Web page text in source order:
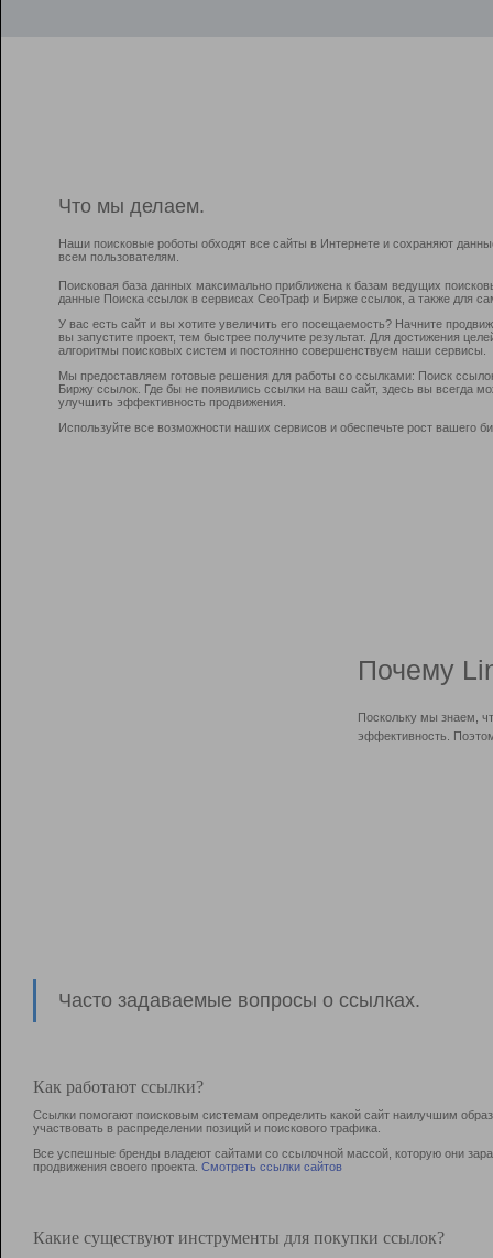
Что мы делаем.
Наши поисковые роботы обходят все сайты в Интернете и сохраняют
всем пользователям.
Поисковая база данных максимально приближена к базам ведущих
данные Поиска ссылок в сервисах СеоТраф и Бирже ссылок, а также для
У вас есть сайт и вы хотите увеличить его посещаемость? Начните
вы запустите проект, тем быстрее получите результат. Для достижения
алгоритмы поисковых систем и постоянно совершенствуем наши сервисы.
Мы предоставляем готовые решения для работы со ссылками: Поиск
Биржу ссылок. Где бы не появились ссылки на ваш сайт, здесь вы всегда
улучшить эффективность продвижения.
Используйте все возможности наших сервисов и обеспечьте рост вашего
Почему
Поскольку мы знаем,
эффективность.
Часто задаваемые вопросы о ссылках.
Как работают ссылки?
Ссылки помогают поисковым системам определить какой сайт наилучшим
участвовать в раcпределении позиций и поискового трафика.
Все успешные бренды владеют сайтами со ссылочной массой, которую они
продвижения своего проекта. Смотреть ссылки сайтов
Какие существуют инструменты для покупки ссылок?